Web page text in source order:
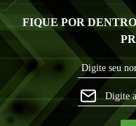
FIQUE POR